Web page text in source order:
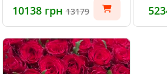
10138 грн13179
-9%